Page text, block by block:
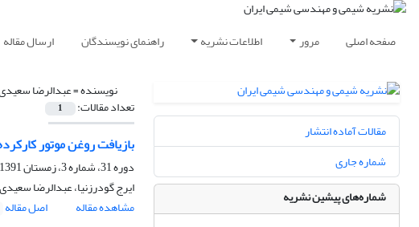
صفحه اصلی مرور اطلاعات نشریه راهنمای نویسندگان ارسال مقاله
نویسنده =عبدالرضا
تعداد مقالات: 1
بازیافت روغن موتور
دوره 31، شماره 3، زمستان 1391، صفحه
ایرج گودرزنیا، عبدالرضا سعیدی
مشاهده مقاله
اصل مقاله
مقالات آماده انتشار
شماره جاری
شماره‌های پیشین نشریه